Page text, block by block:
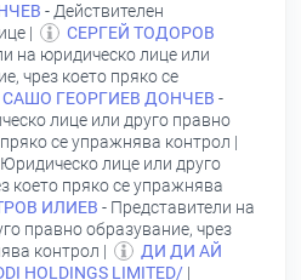
- Действителен
|
СЕРГЕЙ ТОДОРОВ
на юридическо лице или
чрез което пряко се
САШО ГЕОРГИЕВ ДОНЧЕВ -
лице или друго правно
се упражнява контрол |
лице или друго
което пряко се упражнява
ИЛИЕВ - Представители на
правно образувание, чрез
контрол |
ДИ ДИ АЙ
НOLDINGS LIMITED/ |